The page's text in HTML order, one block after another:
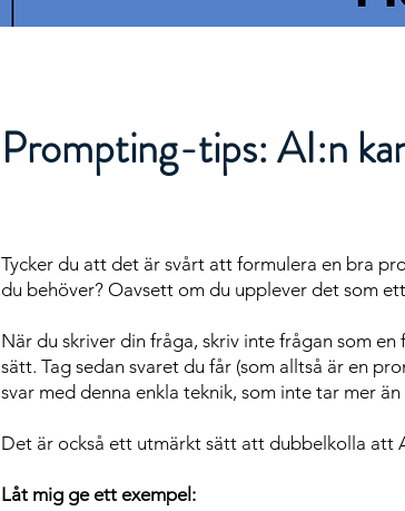
Prompting-tips: AI:n
Tycker du att det är svårt att formulera en bra
du behöver? Oavsett om du upplever det som
När du skriver din fråga, skriv inte frågan som
sätt. Tag sedan svaret du får (som alltså är en
svar med denna enkla teknik, som inte tar mer
Det är också ett utmärkt sätt att dubbelkolla att
Låt mig ge ett exempel: